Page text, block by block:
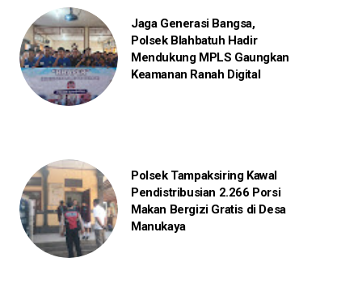
Jaga Generasi Bangsa,
Polsek Blahbatuh Hadir
Mendukung MPLS Gaungkan
Keamanan Ranah Digital
Polsek Tampaksiring Kawal
Pendistribusian 2.266 Porsi
Makan Bergizi Gratis di Desa
Manukaya